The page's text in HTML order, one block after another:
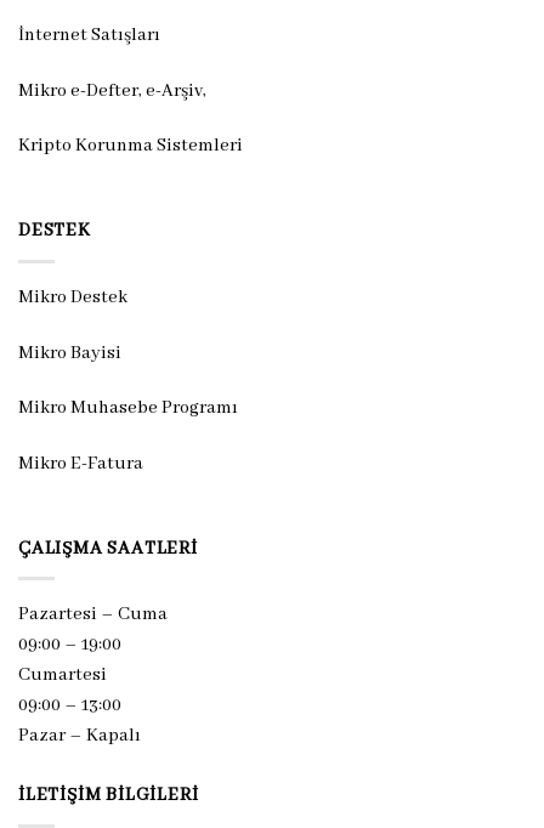
İnternet Satışları
Mikro e-Defter, e-Arşiv,
Kripto Korunma Sistemleri
DESTEK
Mikro Destek
Mikro Bayisi
Mikro Muhasebe Programı
Mikro E-Fatura
ÇALIŞMA SAATLERI
Pazartesi – Cuma
09:00 – 19:00
Cumartesi
09:00 – 13:00
Pazar – Kapalı
İLETIŞIM BILGILERI